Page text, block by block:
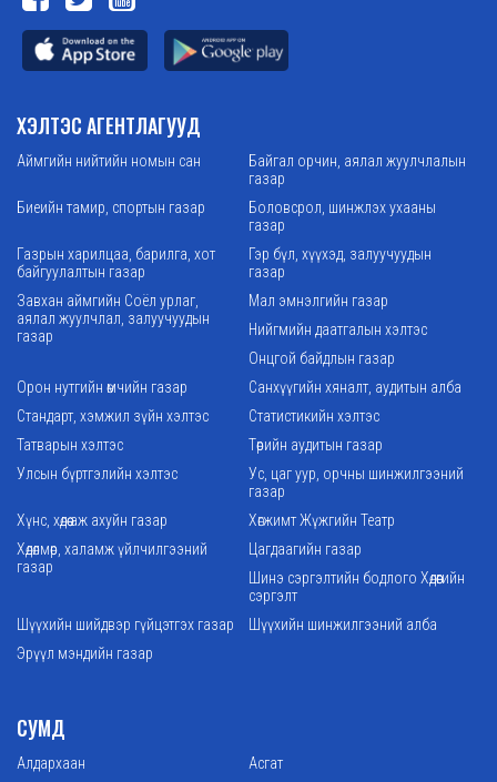
ХЭЛТЭС АГЕНТЛАГУУД
Аймгийн нийтийн номын сан
Байгал орчин, аялал жуулчлалын
газар
Биеийн тамир, спортын газар
Боловсрол, шинжлэх ухааны
газар
Газрын харилцаа, барилга, хот
байгуулалтын газар
Гэр бүл, хүүхэд, залуучуудын
газар
Завхан аймгийн Соёл урлаг,
аялал жуулчлал, залуучуудын
газар
Мал эмнэлгийн газар
Нийгмийн даатгалын хэлтэс
Онцгой байдлын газар
Орон нутгийн өмчийн газар
Санхүүгийн хяналт, аудитын алба
Стандарт, хэмжил зүйн хэлтэс
Статистикийн хэлтэс
Татварын хэлтэс
Төрийн аудитын газар
Улсын бүртгэлийн хэлтэс
Ус, цаг уур, орчны шинжилгээний
газар
Хүнс, хөдөө аж ахуйн газар
Хөгжимт Жүжгийн Театр
Хөдөлмөр, халамж үйлчилгээний
газар
Цагдаагийн газар
Шинэ сэргэлтийн бодлого Хөдөөгийн
сэргэлт
Шүүхийн шийдвэр гүйцэтгэх газар
Шүүхийн шинжилгээний алба
Эрүүл мэндийн газар
СУМД
Алдархаан
Асгат